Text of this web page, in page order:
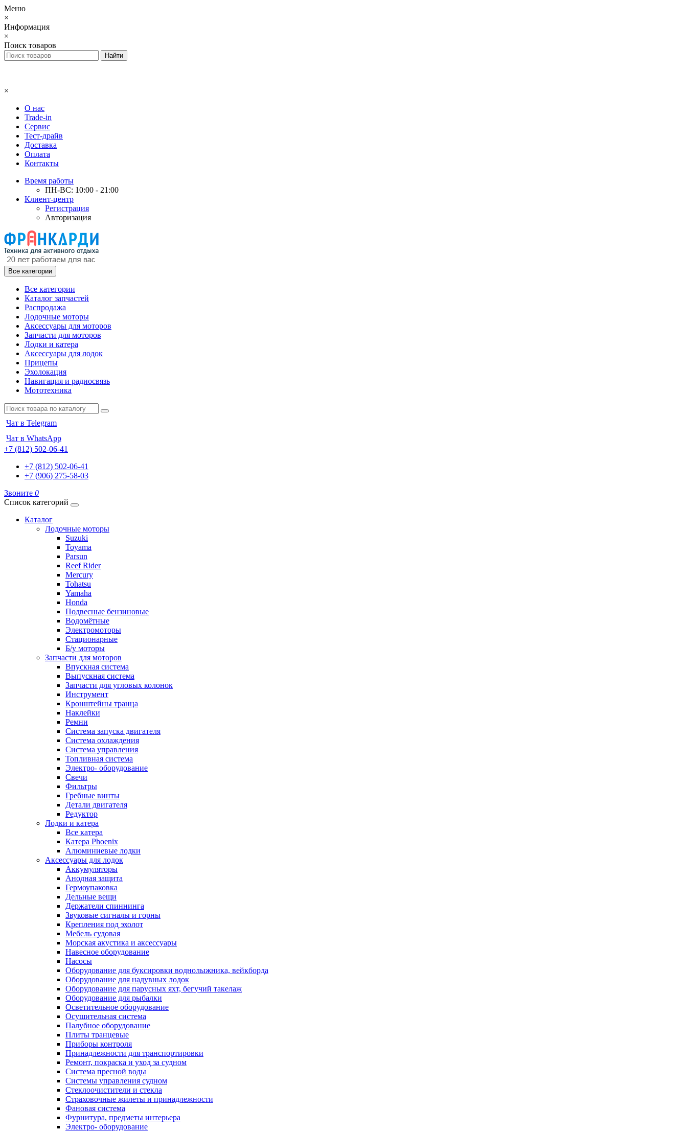
Меню
×
Информация
×
Поиск товаров
×
О нас
Trade-in
Сервис
Тест-драйв
Доставка
Оплата
Контакты
Время работы
ПН-ВС: 10:00 - 21:00
Клиент-центр
Регистрация
Авторизация
Все категории
Все категории
Каталог запчастей
Распродажа
Лодочные моторы
Аксессуары для моторов
Запчасти для моторов
Лодки и катера
Аксессуары для лодок
Прицепы
Эхолокация
Навигация и радиосвязь
Мототехника
Чат в Telegram
Чат в WhatsApp
+7 (812) 502-06-41
+7 (812) 502-06-41
+7 (906) 275-58-03
Звоните 0
Список категорий
Каталог
Лодочные моторы
Suzuki
Toyama
Parsun
Reef Rider
Mercury
Tohatsu
Yamaha
Honda
Подвесные бензиновые
Водомётные
Электромоторы
Стационарные
Б/у моторы
Запчасти для моторов
Впускная система
Выпускная система
Запчасти для угловых колонок
Инструмент
Кронштейны транца
Наклейки
Ремни
Система запуска двигателя
Система охлаждения
Система управления
Топливная система
Электро- оборудование
Свечи
Фильтры
Гребные винты
Детали двигателя
Редуктор
Лодки и катера
Все катера
Катера Phoenix
Алюминиевые лодки
Аксессуары для лодок
Аккумуляторы
Анодная защита
Гермоупаковка
Дельные вещи
Держатели спиннинга
Звуковые сигналы и горны
Крепления под эхолот
Мебель судовая
Морская акустика и аксессуары
Навесное оборудование
Насосы
Оборудование для буксировки воднолыжника, вейкборда
Оборудование для надувных лодок
Оборудование для парусных яхт, бегучий такелаж
Оборудование для рыбалки
Осветительное оборудование
Осушительная система
Палубное оборудование
Плиты транцевые
Приборы контроля
Принадлежности для транспортировки
Ремонт, покраска и уход за судном
Система пресной воды
Системы управления судном
Стеклоочистители и стекла
Страховочные жилеты и принадлежности
Фановая система
Фурнитура, предметы интерьера
Электро- оборудование